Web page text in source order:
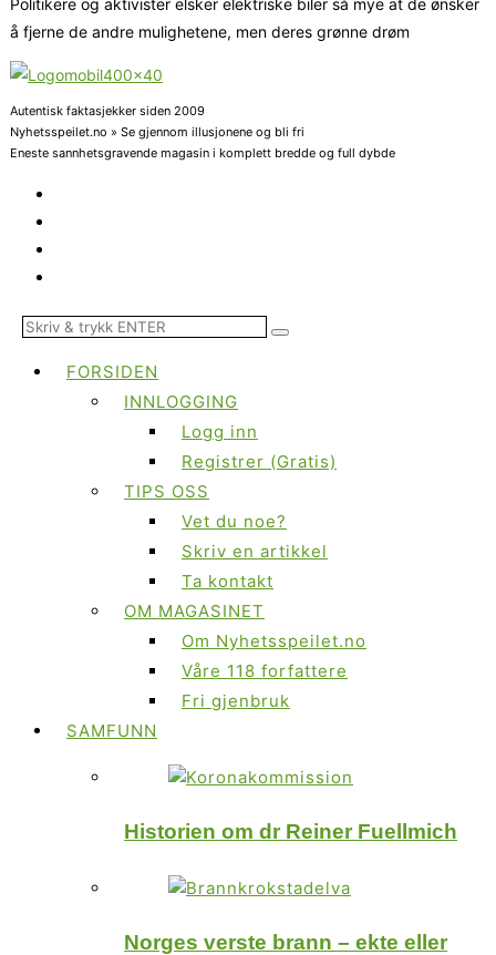
Politikere og aktivister elsker elektriske biler så mye at de ønsker
å fjerne de andre mulighetene, men deres grønne drøm
Autentisk faktasjekker siden 2009
Nyhetsspeilet.no » Se gjennom illusjonene og bli fri
Eneste sannhetsgravende magasin i komplett bredde og full dybde
FORSIDEN
INNLOGGING
Logg inn
Registrer (Gratis)
TIPS OSS
Vet du noe?
Skriv en artikkel
Ta kontakt
OM MAGASINET
Om Nyhetsspeilet.no
Våre 118 forfattere
Fri gjenbruk
SAMFUNN
Historien om dr Reiner Fuellmich
Norges verste brann – ekte eller